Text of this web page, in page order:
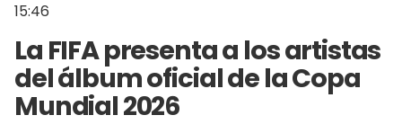
15:46
La FIFA presenta a los artistas
del álbum oficial de la Copa
Mundial 2026